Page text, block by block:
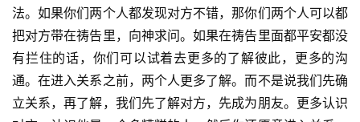
法。如果你们两个人都发现对方不错，那你们两个人可以都
把对方带在祷告里，向神求问。如果在祷告里面都平安都没
有拦住的话，你们可以试着去更多的了解彼此，更多的沟
通。在进入关系之前，两个人更多了解。而不是说我们先确
立关系，再了解，我们先了解对方，先成为朋友。更多认识